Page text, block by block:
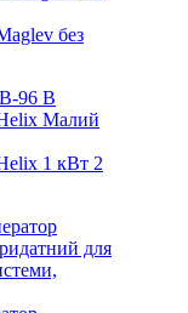
без
1 кВт 2